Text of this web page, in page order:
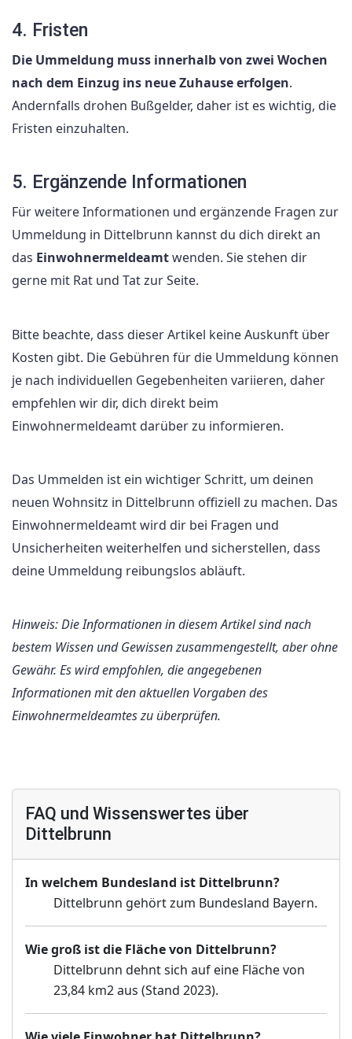
4. Fristen
Die Ummeldung muss innerhalb von zwei Wochen
nach dem Einzug ins neue Zuhause erfolgen.
Andernfalls drohen Bußgelder, daher ist es wichtig, die
Fristen einzuhalten.
5. Ergänzende Informationen
Für weitere Informationen und ergänzende Fragen zur
Ummeldung in Dittelbrunn kannst du dich direkt an
das Einwohnermeldeamtwenden. Sie stehen dir
gerne mit Rat und Tat zur Seite.
Bitte beachte, dass dieser Artikel keine Auskunft über
Kosten gibt. Die Gebühren für die Ummeldung können
je nach individuellen Gegebenheiten variieren, daher
empfehlen wir dir, dich direkt beim
Einwohnermeldeamt darüber zu informieren.
Das Ummelden ist ein wichtiger Schritt, um deinen
neuen Wohnsitz in Dittelbrunn offiziell zu machen. Das
Einwohnermeldeamt wird dir bei Fragen und
Unsicherheiten weiterhelfen und sicherstellen, dass
deine Ummeldung reibungslos abläuft.
Hinweis: Die Informationen in diesem Artikel sind nach
bestem Wissen und Gewissen zusammengestellt, aber ohne
Gewähr. Es wird empfohlen, die angegebenen
Informationen mit den aktuellen Vorgaben des
Einwohnermeldeamtes zu überprüfen.
FAQ und Wissenswertes über
Dittelbrunn
In welchem Bundesland ist Dittelbrunn?
Dittelbrunn gehört zum Bundesland Bayern.
Wie groß ist die Fläche von Dittelbrunn?
Dittelbrunn dehnt sich auf eine Fläche von
23,84 km2 aus (Stand 2023).